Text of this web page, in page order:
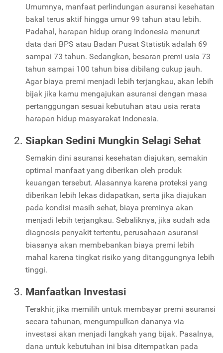
Umumnya, manfaat perlindungan asuransi kesehatan
bakal terus aktif hingga umur 99 tahun atau lebih.
Padahal, harapan hidup orang Indonesia menurut
data dari BPS atau Badan Pusat Statistik adalah 69
sampai 73 tahun. Sedangkan, besaran premi usia 73
tahun sampai 100 tahun bisa dibilang cukup jauh.
Agar biaya premi menjadi lebih terjangkau, akan lebih
bijak jika kamu mengajukan asuransi dengan masa
pertanggungan sesuai kebutuhan atau usia rerata
harapan hidup masyarakat Indonesia.
Siapkan Sedini Mungkin Selagi Sehat
Semakin dini asuransi kesehatan diajukan, semakin
optimal manfaat yang diberikan oleh produk
keuangan tersebut. Alasannya karena proteksi yang
diberikan lebih lekas didapatkan, serta jika diajukan
pada kondisi masih sehat, biaya preminya akan
menjadi lebih terjangkau. Sebaliknya, jika sudah ada
diagnosis penyakit tertentu, perusahaan asuransi
biasanya akan membebankan biaya premi lebih
mahal karena tingkat risiko yang ditanggungnya lebih
tinggi.
Manfaatkan Investasi
Terakhir, jika memilih untuk membayar premi asuransi
secara tahunan, mengumpulkan dananya via
investasi akan menjadi langkah yang bijak. Pasalnya,
dana untuk kebutuhan ini bisa ditempatkan pada